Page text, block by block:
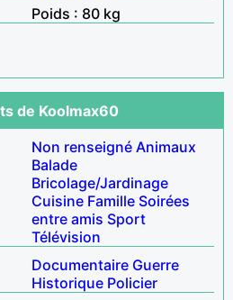
Poids : 80 kg
de Koolmax60
Non renseigné Animaux
Balade
Bricolage/Jardinage
Cuisine Famille Soirées
entre amis Sport
Télévision
Documentaire Guerre
Historique Policier